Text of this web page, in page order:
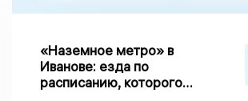
«Наземное метро» в
Иванове: езда по
расписанию, которого